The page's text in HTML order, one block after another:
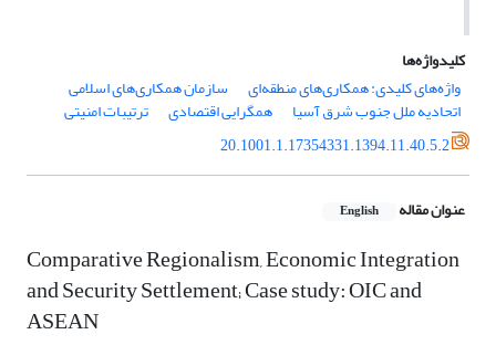
کلیدواژه‌ها
‌واژه‌های کلیدی: همکاری‌های منطقه‌ای
سازمان همکاری‌های اسلامی
اتحادیه ملل جنوب شرق آسیا همگرایی اقتصادی
ترتیبات امنیتی
20.1001.1.17354331.1394.11.40.5.2
عنوان مقاله English
Comparative Regionalism, Economic Integration
and Security Settlement; Case study: OIC and
ASEAN